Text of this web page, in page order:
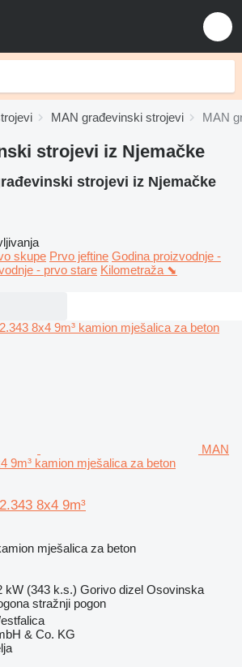
MAN građevinski strojevi MAN
strojevi iz Njemačke
strojevi iz Njemačke
skupe Prvo jeftine Godina proizvodnje -
- prvo stare Kilometraža ⬊
MAN
9m³ kamion mješalica za beton
8x4 9m³
mješalica za beton
kW (343 k.s.) Gorivo dizel Osovinska
stražnji pogon
& Co. KG